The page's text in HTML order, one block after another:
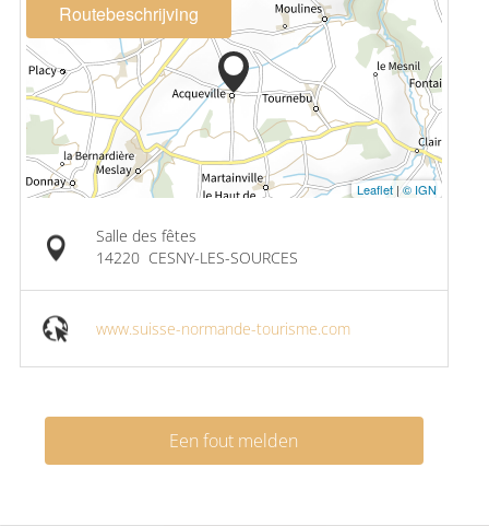
Routebeschrijving
Leaflet | © IGN
Salle des fêtes
14220 CESNY-LES-SOURCES
www.suisse-normande-tourisme.com
Een fout melden